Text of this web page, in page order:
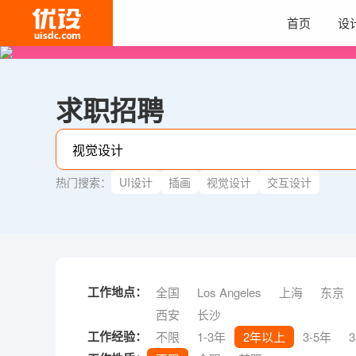
首页 设
求职招聘
热门搜索： UI设计 插画 视觉设计 交互设计
工作地点： 全国 Los Angeles 上海 东京
西安
长沙
工作经验： 不限 1-3年 2年以上 3-5年